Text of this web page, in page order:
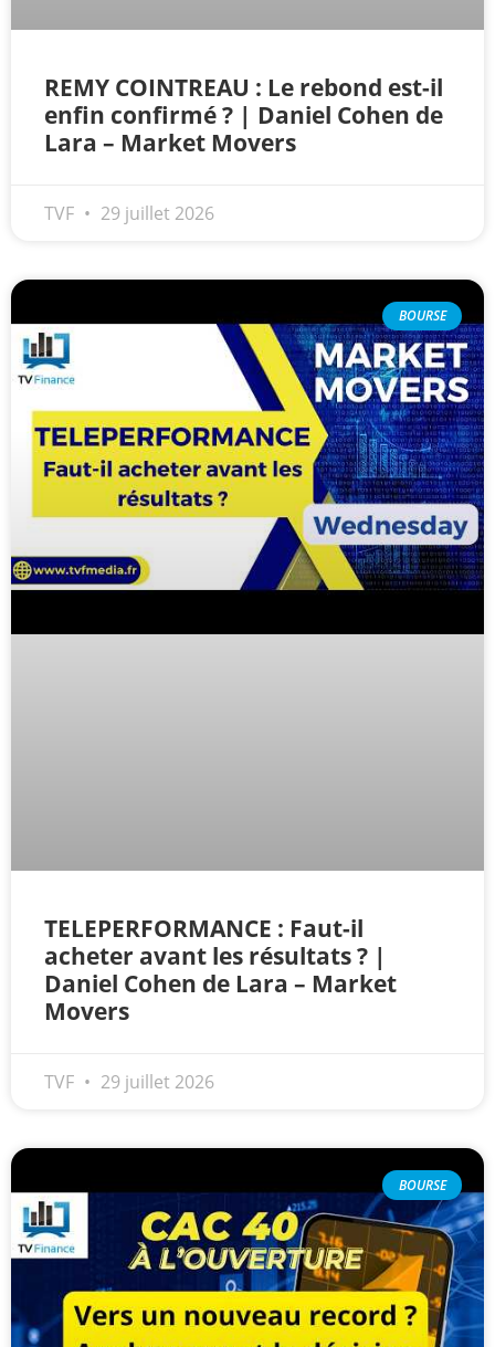
REMY COINTREAU : Le rebond est-il
enfin confirmé ? | Daniel Cohen de
Lara – Market Movers
TVF 29 juillet 2026
BOURSE
TELEPERFORMANCE : Faut-il
acheter avant les résultats ? |
Daniel Cohen de Lara – Market
Movers
TVF 29 juillet 2026
BOURSE